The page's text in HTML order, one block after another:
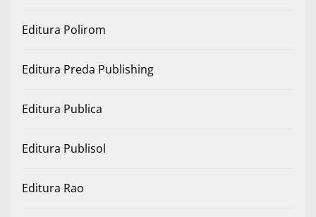
Editura Polirom
Editura Preda Publishing
Editura Publica
Editura Publisol
Editura Rao